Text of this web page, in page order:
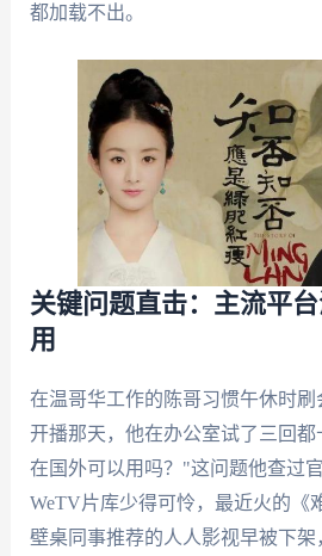
都加载不出。
关键问题直击：主流平
用
在温哥华工作的陈哥习惯午休时刷
开播那天，他在办公室试了三回
在国外可以用吗？"这问题他查过
WeTV片库少得可怜，最近火的《
壁桌同事推荐的人人影视早被下架